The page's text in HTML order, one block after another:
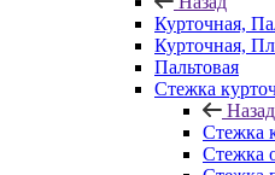
Курточная,
Курточная,
Пальтовая
Стежка
Назад
Стежка
Стежка